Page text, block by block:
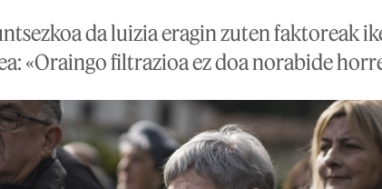
da luizia eragin zuten faktoreak
«Oraingo filtrazioa ez doa norabide